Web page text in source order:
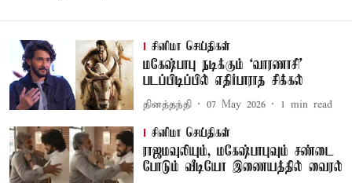
சினிமா செய்திகள்
மகேஷ்பாபு நடிக்கும் ‘வாரணாசி’
படப்பிடிப்பில் எதிர்பாராத சிக்கல்
தினத்தந்தி 07 May 2026 1 min read
சினிமா செய்திகள்
ராஜமவுலியும், மகேஷ்பாபுவும் சண்டை
போடும் வீடியோ இணையத்தில் வைரல்